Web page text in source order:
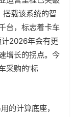
载该系统的智
台，标志着卡车
2026年会有更
增长的拐点。今
采购的'标
计算底座，